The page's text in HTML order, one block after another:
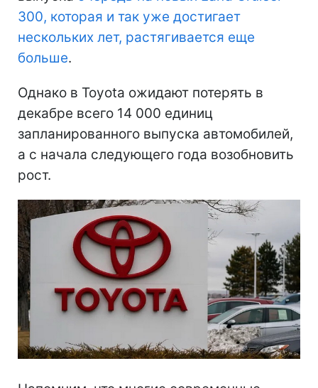
300, которая и так уже достигает
нескольких лет, растягивается еще
больше.
Однако в Toyota ожидают потерять в
декабре всего 14 000 единиц
запланированного выпуска автомобилей,
а с начала следующего года возобновить
рост.